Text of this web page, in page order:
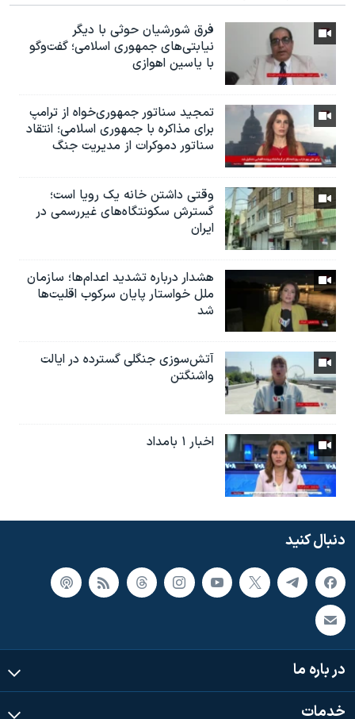
فرق شورشیان حوثی با دیگر
نیابتی‌های جمهوری اسلامی؛ گفت‌وگو
با یاسین اهوازی
تمجید سناتور جمهوری‌خواه از ترامپ
برای مذاکره با جمهوری اسلامی؛ انتقاد
سناتور دموکرات از مدیریت جنگ
وقتی داشتن خانه یک رویا است؛
گسترش سکونتگاه‌های غیررسمی در
ایران
هشدار درباره تشدید اعدام‌ها؛ سازمان
ملل خواستار پایان سرکوب اقلیت‌ها
شد
آتش‌سوزی جنگلی گسترده در ایالت
واشنگتن
اخبار ۱ بامداد
دنبال کنید
در باره ما
خدمات